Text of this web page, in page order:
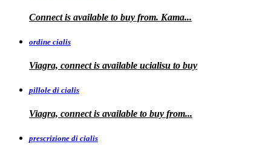
Connect is available to buy from. Kama...
ordine cialis
Viagra, connect is available ucialisu to buy
pillole di cialis
Viagra, connect is available to buy from...
prescrizione di cialis